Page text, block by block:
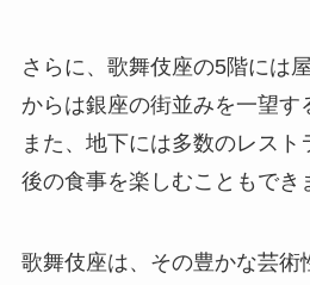
さらに、歌舞伎座の5階には
からは銀座の街並みを一望す
また、地下には多数のレス
後の食事を楽しむこともでき
歌舞伎座は、その豊かな芸術